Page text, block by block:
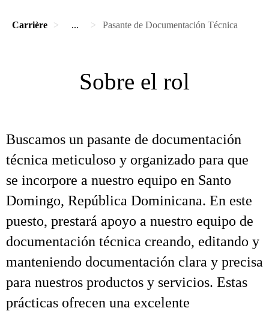
Carrière ... Pasante de Documentación Técnica
Sobre el rol
Buscamos un pasante de documentación
técnica meticuloso y organizado para que
se incorpore a nuestro equipo en Santo
Domingo, República Dominicana. En este
puesto, prestará apoyo a nuestro equipo de
documentación técnica creando, editando y
manteniendo documentación clara y precisa
para nuestros productos y servicios. Estas
prácticas ofrecen una excelente